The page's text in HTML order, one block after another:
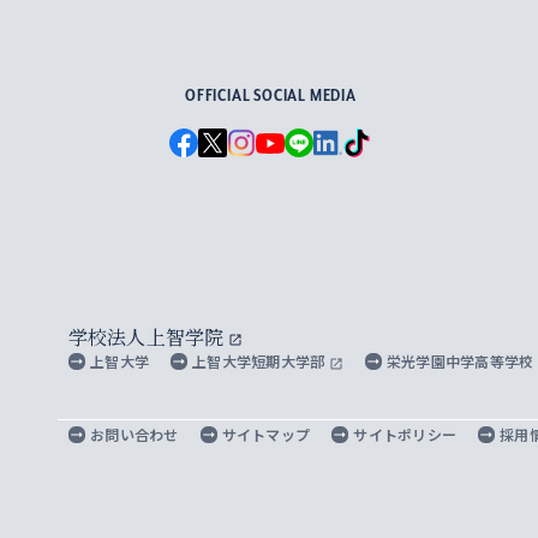
OFFICIAL SOCIAL MEDIA
学校法人上智学院
上智大学 上智大学短期大学部 栄光学園中学高等学校
お問い合わせ サイトマップ サイトポリシー 採用